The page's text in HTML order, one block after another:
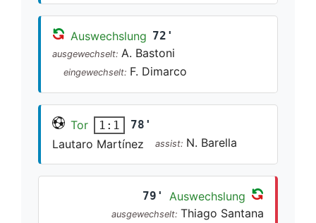
Auswechslung 72'
ausgewechselt: A. Bastoni
eingewechselt: F. Dimarco
Tor 1:1 78'
Lautaro Martínez assist: N. Barella
79' Auswechslung
ausgewechselt: Thiago Santana